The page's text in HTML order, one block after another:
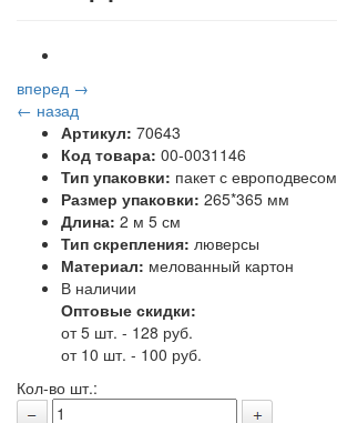
вперед →
← назад
Артикул: 70643
Код товара: 00-0031146
Тип упаковки: пакет с европодвесом
Размер упаковки: 265*365 мм
Длина: 2 м 5 см
Тип скрепления: люверсы
Материал: мелованный картон
В наличии
Оптовые скидки:
от 5 шт. - 128 руб.
от 10 шт. - 100 руб.
Кол-во шт.: